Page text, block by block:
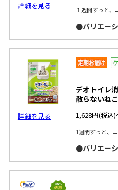
詳細を見る １週間ずっと、
●バリエー
詳細を見る
デオトイレ
散らないね
1,628円(税込)
1週間ずっと、
●バリエー